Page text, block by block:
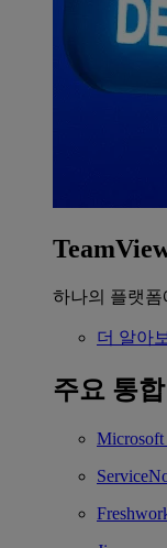
하나의 플랫폼
더 알아
주요 통합
Microsoft